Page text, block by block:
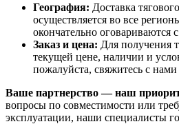
География: Доставка
осуществляется во все
окончательно оговариваются
Заказ и цена: Для получения
текущей цене, наличии и
пожалуйста, свяжитесь с нами
Ваше партнерство — наш
вопросы по совместимости или
эксплуатации, наши специалисты